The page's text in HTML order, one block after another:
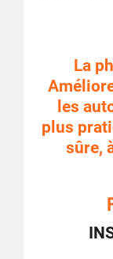
La
les
plus
sûre,